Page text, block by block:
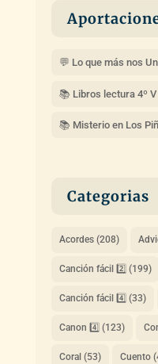
💬 Lo que más nos
📚 Libros lectura 4º V
📚 Misterio en Los
Categorias
Acordes(208)
Canción fácil 2️⃣ (199)
Canción fácil 4️⃣ (33)
Canon 4️⃣ (123)
Coral (53) Cuento